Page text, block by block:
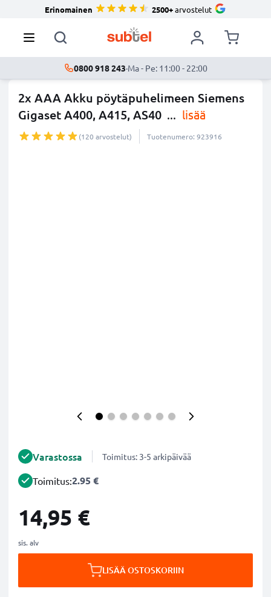
Erinomainen 2500+arvostelut
0800 918 243·Ma - Pe: 11:00 - 22:00
2x AAA Akku pöytäpuhelimeen Siemens
Gigaset A400, A415, AS40 ... lisää
(120 arvostelut) Tuotenumero: 923916
Varastossa Toimitus: 3-5 arkipäivää
Toimitus:2.95 €
14,95 €
sis. alv
LISÄÄ OSTOSKORIIN